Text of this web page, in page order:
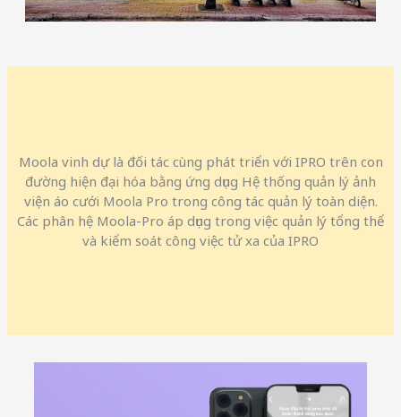
Moola vinh dự là đối tác cùng phát triển với IPRO trên con
đường hiện đại hóa bằng ứng dụng Hệ thống quản lý ảnh
viện áo cưới Moola Pro trong công tác quản lý toàn diện.
Các phân hệ Moola-Pro áp dụng trong việc quản lý tổng thể
và kiểm soát công việc tử xa của IPRO​